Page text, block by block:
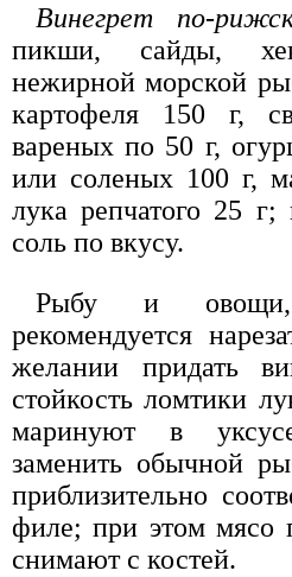
Винегрет по-
пикши, сайды,
нежирной морской
картофеля 150 г,
вареных по 50 г,
или соленых 100 г,
лука репчатого 25 г;
соль по вкусу.
Рыбу и
рекомендуется
желании придать
стойкость ломтики
маринуют в
заменить обычной
приблизительно
филе; при этом мясо
снимают с костей.